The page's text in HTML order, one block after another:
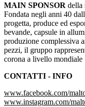
MAIN SPONSOR della
Fondata negli anni 40
progetta, produce ed
bevande, capsule in
produzione complessiva
pezzi, il gruppo
corona a livello mondiale
CONTATTI - INFO
www.facebook.com/
www.instagram.com/